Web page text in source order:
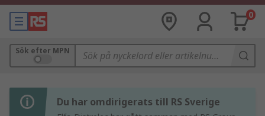
0
Sök efter MPN
Du har omdirigerats till RS Sverige